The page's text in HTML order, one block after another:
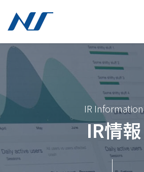
IR Information
IR情報